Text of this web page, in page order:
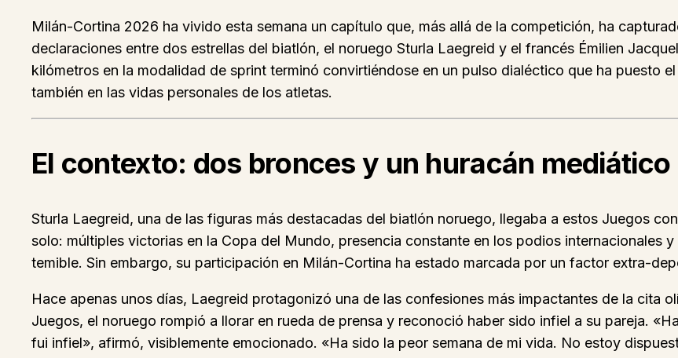
Milán-Cortina 2026 ha vivido esta semana un capítulo que, más allá de la competición, ha
declaraciones entre dos estrellas del biatlón, el noruego Sturla Laegreid y el francés Émilien
kilómetros en la modalidad de sprint terminó convirtiéndose en un pulso dialéctico que ha puesto
también en las vidas personales de los atletas.
El contexto: dos bronces y un huracán mediático
Sturla Laegreid, una de las figuras más destacadas del biatlón noruego, llegaba a estos Juegos
solo: múltiples victorias en la Copa del Mundo, presencia constante en los podios internacionales
temible. Sin embargo, su participación en Milán-Cortina ha estado marcada por un factor extra-
Hace apenas unos días, Laegreid protagonizó una de las confesiones más impactantes de la cita
Juegos, el noruego rompió a llorar en rueda de prensa y reconoció haber sido infiel a su pareja.
fui infiel», afirmó, visiblemente emocionado. «Ha sido la peor semana de mi vida. No estoy